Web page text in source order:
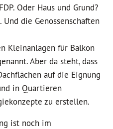
Oder Haus und Grund?
die Genossenschaften
Kleinanlagen für Balkon
Aber da steht, dass
auf die Eignung
in Quartieren
zu erstellen.
ist noch im